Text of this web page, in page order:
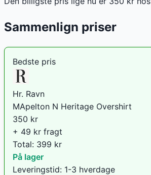
Sammenlign priser
Bedste pris
Hr. Ravn
MApelton N Heritage Overshirt
350 kr
+ 49 kr fragt
Total: 399 kr
På lager
Leveringstid: 1-3 hverdage